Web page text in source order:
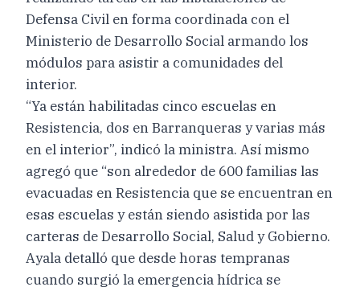
Defensa Civil en forma coordinada con el
Ministerio de Desarrollo Social armando los
módulos para asistir a comunidades del
interior.
“Ya están habilitadas cinco escuelas en
Resistencia, dos en Barranqueras y varias más
en el interior”, indicó la ministra. Así mismo
agregó que “son alrededor de 600 familias las
evacuadas en Resistencia que se encuentran en
esas escuelas y están siendo asistida por las
carteras de Desarrollo Social, Salud y Gobierno.
Ayala detalló que desde horas tempranas
cuando surgió la emergencia hídrica se